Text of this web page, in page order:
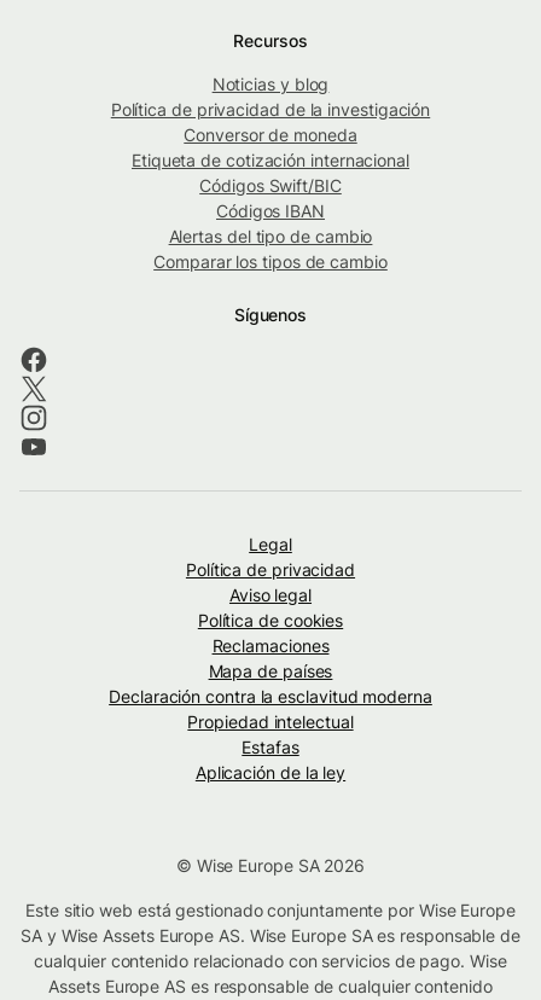
Recursos
Noticias y blog
Política de privacidad de la investigación
Conversor de moneda
Etiqueta de cotización internacional
Códigos Swift/BIC
Códigos IBAN
Alertas del tipo de cambio
Comparar los tipos de cambio
Síguenos
Legal
Política de privacidad
Aviso legal
Política de cookies
Reclamaciones
Mapa de países
Declaración contra la esclavitud moderna
Propiedad intelectual
Estafas
Aplicación de la ley
© Wise Europe SA 2026
Este sitio web está gestionado conjuntamente por Wise Europe
SA y Wise Assets Europe AS. Wise Europe SA es responsable de
cualquier contenido relacionado con servicios de pago. Wise
Assets Europe AS es responsable de cualquier contenido